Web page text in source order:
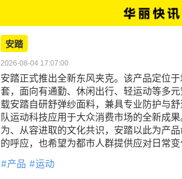
安踏
2026-08-04 17:07:00
安踏正式推出全新东风夹克。该产品定位
套，面向有通勤、休闲出行、轻运动等多
载安踏自研舒弹纱面料，兼具专业防护与
队运动科技应用于大众消费市场的全新成
为、从容进取的文化共识，安踏以此为产
的呼应，也希望为都市人群提供应对日常变
产品 运动